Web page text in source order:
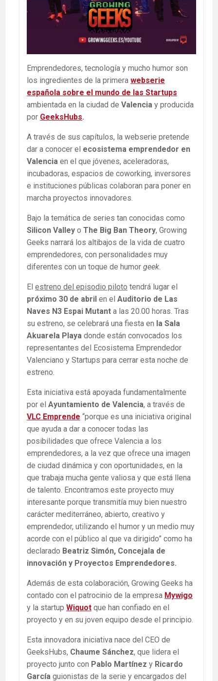
Emprendedores, tecnología y mucho humor son
los ingredientes de la primera webserie
española sobre el mundo de las Startups
ambientada en la ciudad de Valencia y producida
por GeeksHubs.
A través de sus capítulos, la webserie pretende
dar a conocer el ecosistema emprendedor en
Valencia en el que jóvenes, aceleradoras,
incubadoras, espacios de coworking, inversores
e instituciones públicas colaboran para poner en
marcha proyectos innovadores.
Bajo la temática de series tan conocidas como
Silicon Valley o The Big Ban Theory, Growing
Geeks narrará los altibajos de la vida de cuatro
emprendedores, con personalidades muy
diferentes con un toque de humor geek.
El estreno del episodio piloto tendrá lugar el
próximo 30 de abril en el Auditorio de Las
Naves N3 Espai Mutant a las 20.00 horas. Tras
su estreno, se celebrará una fiesta en la Sala
Akuarela Playa donde están convocados los
representantes del Ecosistema Emprendedor
Valenciano y Startups para cerrar esta noche de
estreno.
Esta iniciativa está apoyada fundamentalmente
por el Ayuntamiento de Valencia, a través de
VLC Emprende “porque es una iniciativa original
que ayuda a dar a conocer todas las
posibilidades que ofrece Valencia a los
emprendedores, a la vez que ofrece una imagen
de ciudad dinámica y con oportunidades, en la
que trabaja mucha gente valiosa y que está llena
de talento. Encontramos este proyecto muy
interesante porque transmitía muy bien nuestro
carácter mediterráneo, abierto, creativo y
emprendedor, utilizando el humor y un medio muy
acorde con el público al que va dirigido” como ha
declarado Beatriz Simón, Concejala de
innovación y Proyectos Emprendedores.
Además de esta colaboración, Growing Geeks ha
contado con el patrocinio de la empresa Mywigo
y la startup Wiquot que han confiado en el
proyecto y en su joven equipo desde el principio.
Esta innovadora iniciativa nace del CEO de
GeeksHubs, Chaume Sánchez, que lidera el
proyecto junto con Pablo Martínez y Ricardo
García guionistas de la serie y encargados del